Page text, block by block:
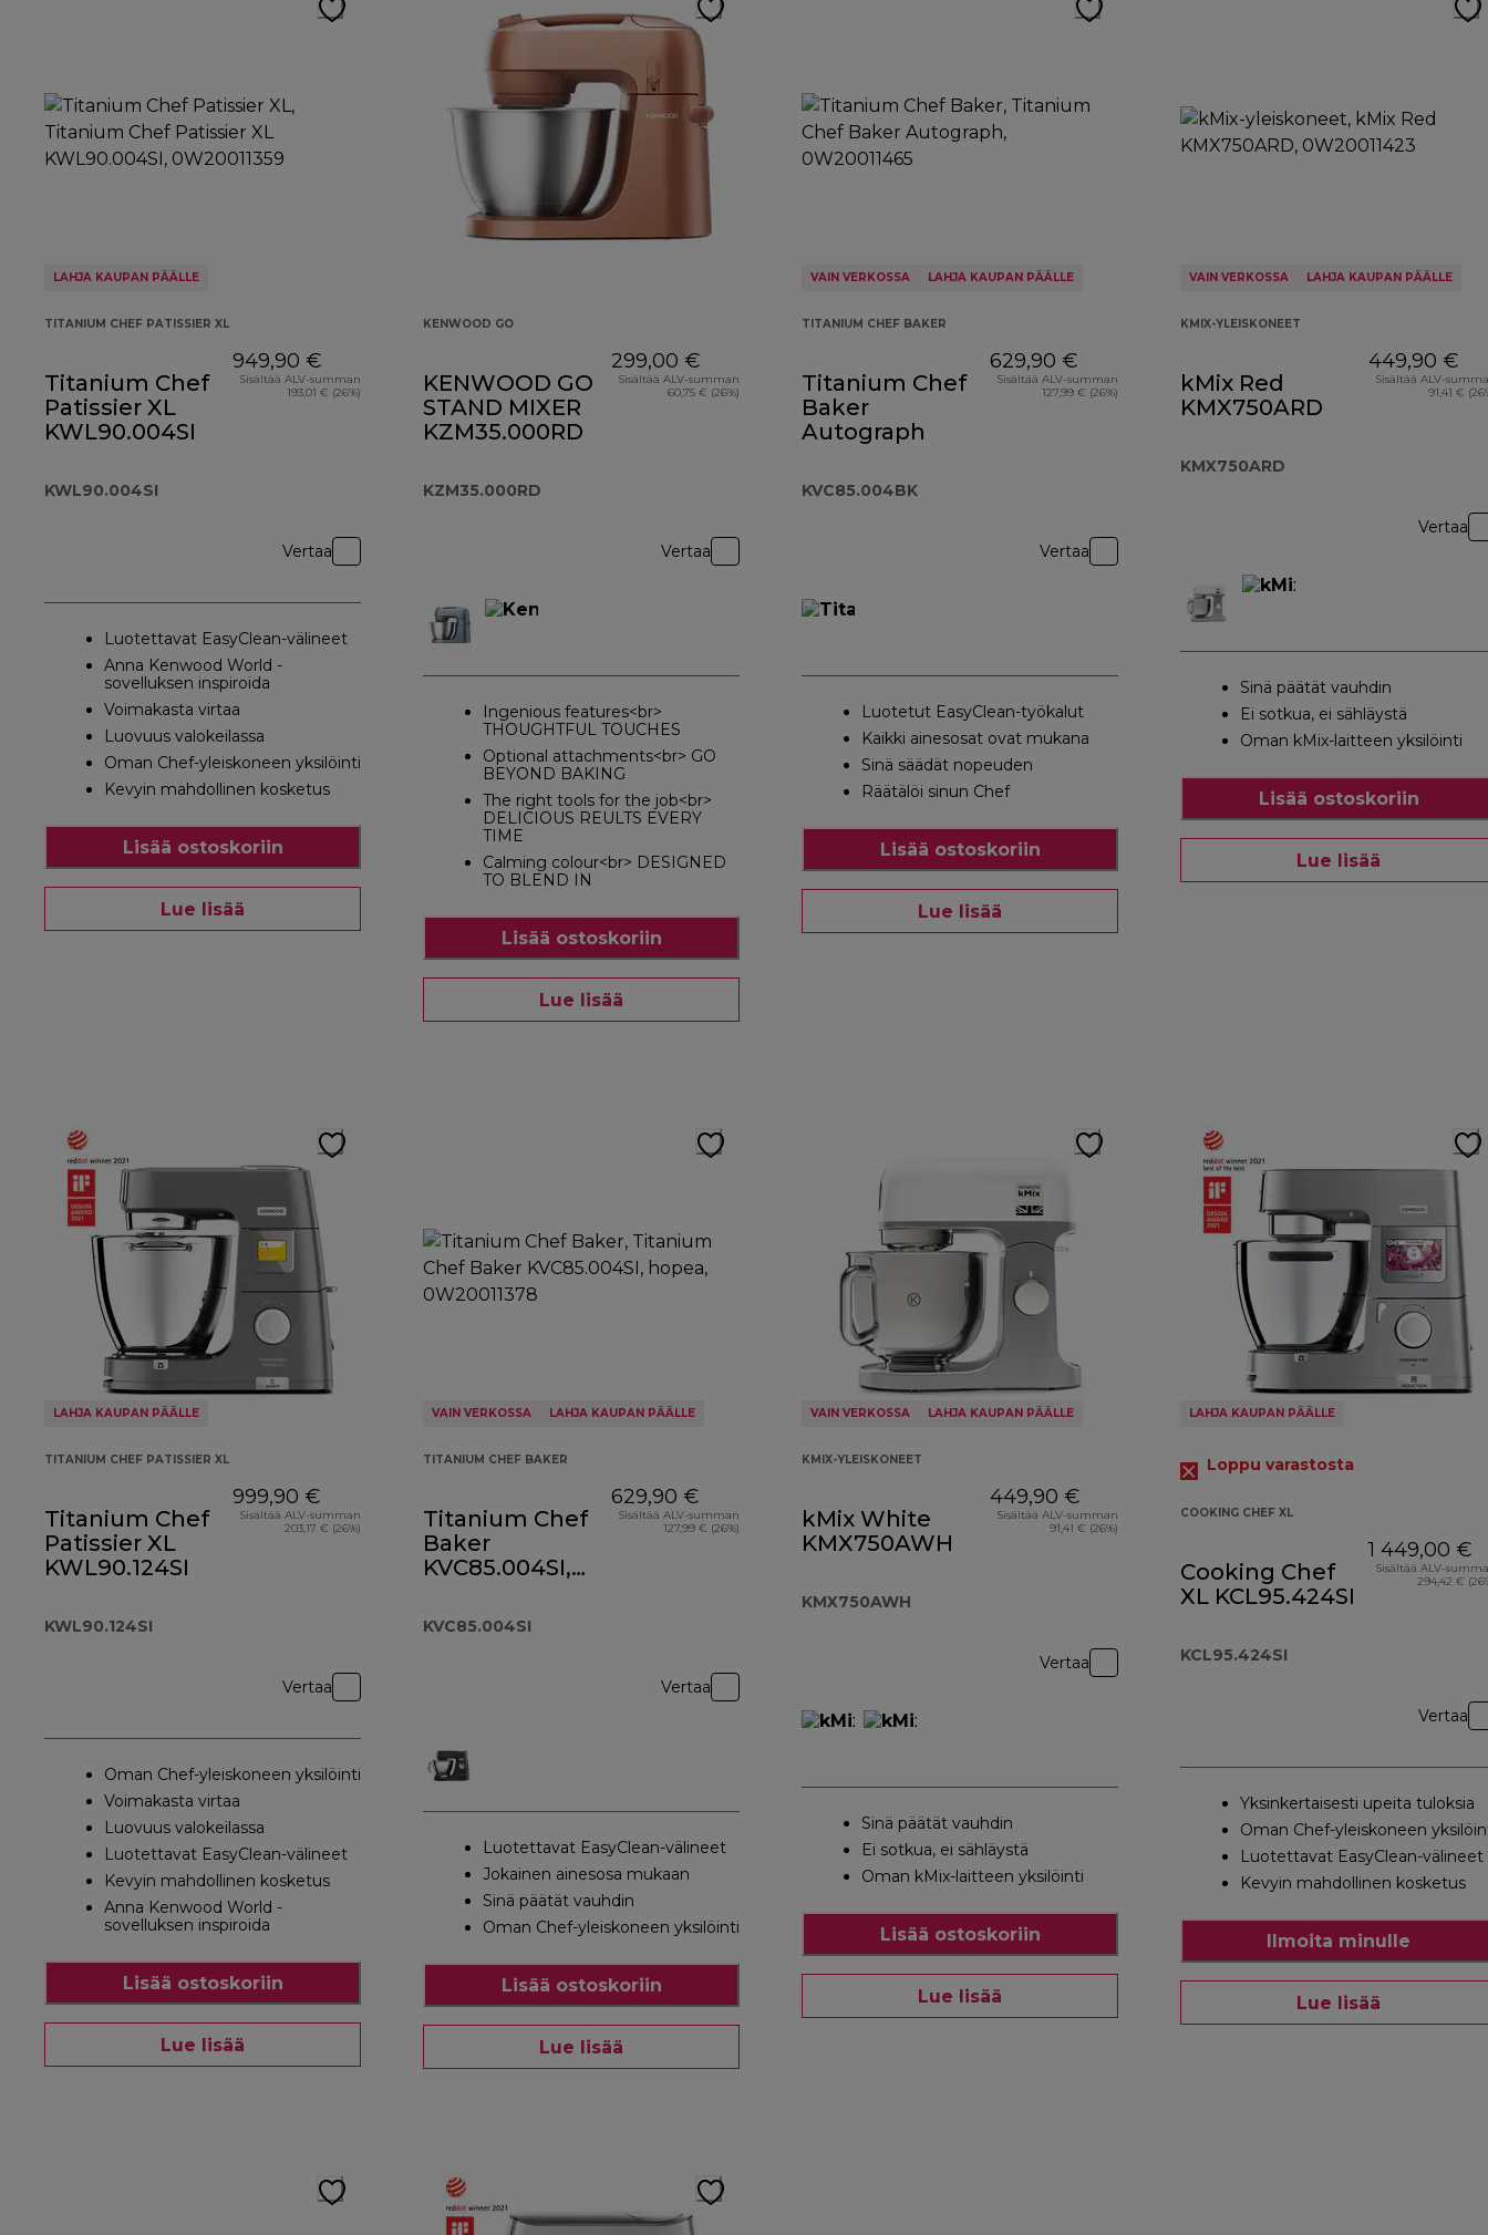
LAHJA KAUPAN PÄÄLLE
TITANIUM CHEF PATISSIER XL
Titanium Chef
Patissier XL
KWL90.004SI
KWL90.004SI
949,90 €
Sisältää ALV-summan
193,01 € (26%)
Vertaa
Luotettavat EasyClean-välineet
Anna Kenwood World -
sovelluksen inspiroida
Voimakasta virtaa
Luovuus valokeilassa
Oman Chef-yleiskoneen yksilöinti
Kevyin mahdollinen kosketus
Lisää ostoskoriin
Lue lisää
KENWOOD GO
KENWOOD GO
STAND MIXER
KZM35.000RD
KZM35.000RD
299,00 €
Sisältää ALV-summan
60,75 € (26%)
Vertaa
Ingenious features<br>
THOUGHTFUL TOUCHES
Optional attachments<br> GO
BEYOND BAKING
The right tools for the job<br>
DELICIOUS REULTS EVERY
TIME
Calming colour<br> DESIGNED
TO BLEND IN
Lisää ostoskoriin
Lue lisää
VAIN VERKOSSA LAHJA KAUPAN PÄÄLLE
TITANIUM CHEF BAKER
Titanium Chef
Baker
Autograph
KVC85.004BK
629,90 €
Sisältää ALV-summan
127,99 € (26%)
Vertaa
Luotetut EasyClean-työkalut
Kaikki ainesosat ovat mukana
Sinä säädät nopeuden
Räätälöi sinun Chef
Lisää ostoskoriin
Lue lisää
VAIN VERKOSSA LAHJA KAUPAN PÄÄLLE
KMIX-YLEISKONEET
kMix Red
KMX750ARD
KMX750ARD
449,90 €
Sisältää ALV-
91,41 €
Vertaa
Sinä päätät vauhdin
Ei sotkua, ei sähläystä
Oman kMix-laitteen yksilöinti
Lisää ostoskoriin
Lue lisää
LAHJA KAUPAN PÄÄLLE
TITANIUM CHEF PATISSIER XL
Titanium Chef
Patissier XL
KWL90.124SI
KWL90.124SI
999,90 €
Sisältää ALV-summan
203,17 € (26%)
Vertaa
Oman Chef-yleiskoneen yksilöinti
Voimakasta virtaa
Luovuus valokeilassa
Luotettavat EasyClean-välineet
Kevyin mahdollinen kosketus
Anna Kenwood World -
sovelluksen inspiroida
Lisää ostoskoriin
Lue lisää
VAIN VERKOSSA LAHJA KAUPAN PÄÄLLE
TITANIUM CHEF BAKER
Titanium Chef
Baker
KVC85.004SI,
KVC85.004SI
629,90 €
Sisältää ALV-summan
127,99 € (26%)
Vertaa
Luotettavat EasyClean-välineet
Jokainen ainesosa mukaan
Sinä päätät vauhdin
Oman Chef-yleiskoneen yksilöinti
Lisää ostoskoriin
Lue lisää
VAIN VERKOSSA LAHJA KAUPAN PÄÄLLE
KMIX-YLEISKONEET
kMix White
KMX750AWH
KMX750AWH
449,90 €
Sisältää ALV-summan
91,41 € (26%)
Vertaa
Sinä päätät vauhdin
Ei sotkua, ei sähläystä
Oman kMix-laitteen yksilöinti
Lisää ostoskoriin
Lue lisää
LAHJA KAUPAN PÄÄLLE
Loppu varastosta
COOKING CHEF XL
Cooking Chef
XL KCL95.424SI
KCL95.424SI
1 449,00 €
Sisältää ALV-
294,42 €
Vertaa
Yksinkertaisesti upeita tuloksia
Oman Chef-yleiskoneen
Luotettavat EasyClean-välineet
Kevyin mahdollinen kosketus
Ilmoita minulle
Lue lisää